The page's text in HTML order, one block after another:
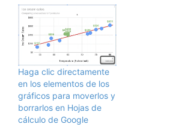
Haga clic directamente
en los elementos de los
gráficos para moverlos y
borrarlos en Hojas de
cálculo de Google